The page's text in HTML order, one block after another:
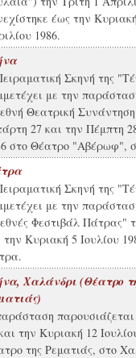
έως την
1986.
Σκηνή της
με την
Θεατρική
27 και την Πέμπτη
στο Θέατρο "Αβέρωφ",
Σκηνή της
με την
Φεστιβάλ Πάτρας"
την Κυριακή 5 Ιουλίου
Χαλάνδρι (Θέατρο
την Κυριακή 12
της Ρεματιάς, στο